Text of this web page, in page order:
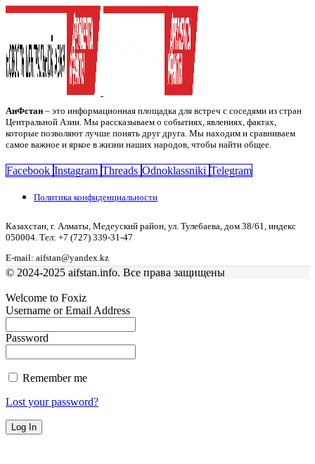
АиФстан – это информационная площадка для встреч с соседями из стран
Центральной Азии. Мы рассказываем о событиях, явлениях, фактах,
которые позволяют лучше понять друг друга. Мы находим и сравниваем
самое важное и яркое в жизни наших народов, чтобы найти общее.
Facebook Instagram Threads Odnoklassniki Telegram
Политика конфиденциальности
Казахстан, г. Алматы, Медеуский район, ул. Тулебаева, дом 38/61, индекс
050004. Тел: +7 (727) 339-31-47
E-mail: aifstan@yandex.kz
© 2024-2025 aifstan.info. Все права защищены
Welcome to Foxiz
Username or Email Address
Password
Remember me
Lost your password?